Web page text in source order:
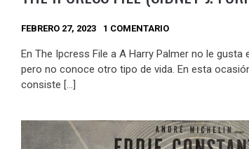
FEBRERO 27, 2023 1 COMENTARIO
En The Ipcress File a A Harry Palmer no le gusta
pero no conoce otro tipo de vida. En esta
consiste […]